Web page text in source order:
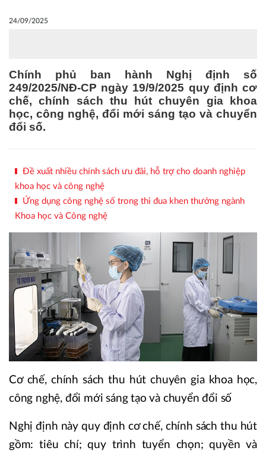
24/09/2025
Chính phủ ban hành Nghị định số
249/2025/NĐ-CP ngày 19/9/2025 quy định cơ
chế, chính sách thu hút chuyên gia khoa
học, công nghệ, đổi mới sáng tạo và chuyển
đổi số.
Đề xuất nhiều chính sách ưu đãi, hỗ trợ cho doanh nghiệp
khoa học và công nghệ
Ứng dụng công nghệ số trong thi đua khen thưởng ngành
Khoa học và Công nghệ
Cơ chế, chính sách thu hút chuyên gia khoa học,
công nghệ, đổi mới sáng tạo và chuyển đổi số
Nghị định này quy định cơ chế, chính sách thu hút
gồm: tiêu chí; quy trình tuyển chọn; quyền và